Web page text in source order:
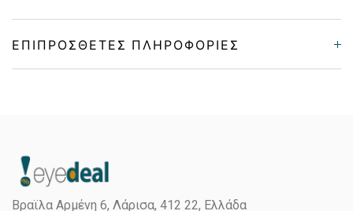
ΕΠΙΠΡΌΣΘΕΤΕΣ ΠΛΗΡΟΦΟΡΊΕΣ
Color
Βραϊλα Αρμένη 6, Λάρισα, 412 22, Ελλάδα